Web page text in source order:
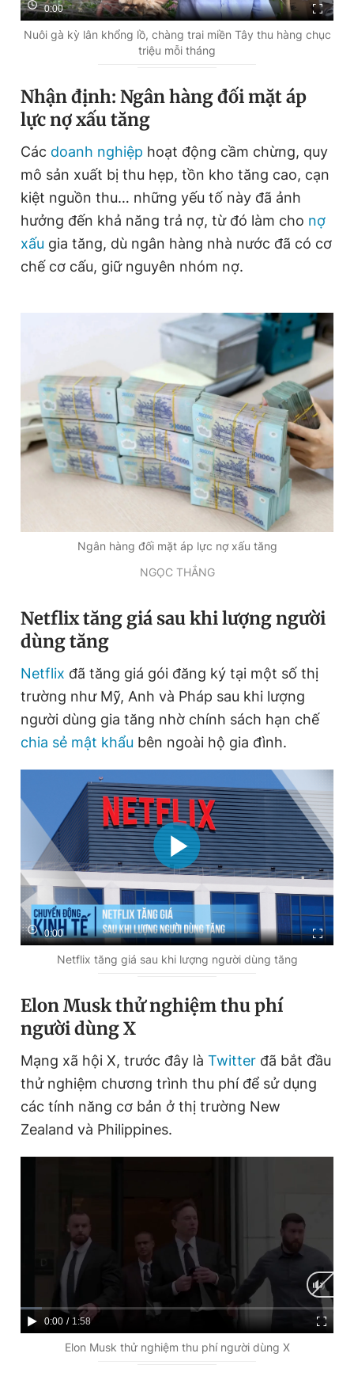
0:00
Nuôi gà kỳ lân khổng lồ, chàng trai miền Tây thu hàng chục
triệu mỗi tháng
Nhận định: Ngân hàng đối mặt áp
lực nợ xấu tăng
Các doanh nghiệp hoạt động cầm chừng, quy
mô sản xuất bị thu hẹp, tồn kho tăng cao, cạn
kiệt nguồn thu… những yếu tố này đã ảnh
hưởng đến khả năng trả nợ, từ đó làm cho nợ
xấu gia tăng, dù ngân hàng nhà nước đã có cơ
chế cơ cấu, giữ nguyên nhóm nợ.
Ngân hàng đối mặt áp lực nợ xấu tăng
NGỌC THẮNG
Netflix tăng giá sau khi lượng người
dùng tăng
Netflix đã tăng giá gói đăng ký tại một số thị
trường như Mỹ, Anh và Pháp sau khi lượng
người dùng gia tăng nhờ chính sách hạn chế
chia sẻ mật khẩu bên ngoài hộ gia đình.
0:00
Netflix tăng giá sau khi lượng người dùng tăng
Elon Musk thử nghiệm thu phí
người dùng X
Mạng xã hội X, trước đây là Twitter đã bắt đầu
thử nghiệm chương trình thu phí để sử dụng
các tính năng cơ bản ở thị trường New
Zealand và Philippines.
C
0:00 / D
u
1:58
Elon Musk thử nghiệm thu phí người dùng X